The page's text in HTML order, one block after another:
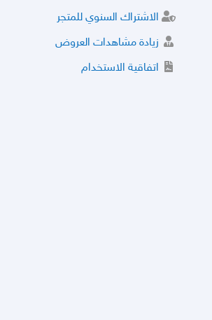
الاشتراك السنوي للمتجر
زيادة مشاهدات العروض
اتفاقية الاستخدام